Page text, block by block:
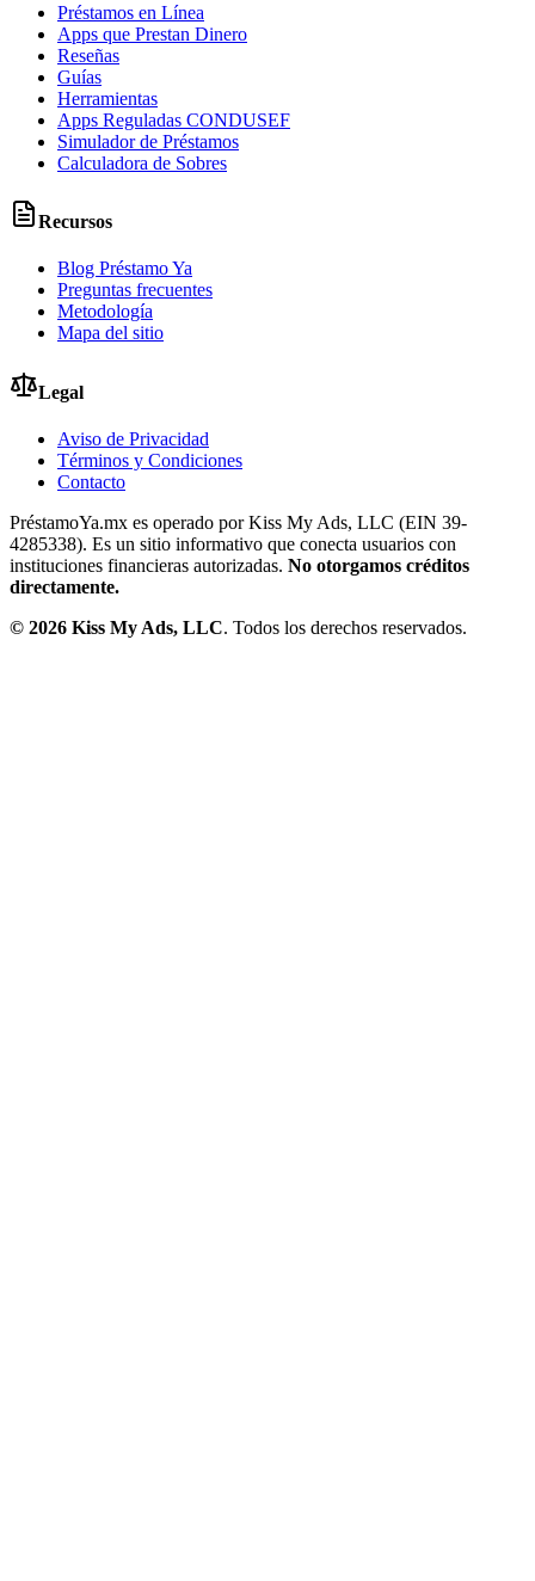
Préstamos en Línea
Apps que Prestan Dinero
Reseñas
Guías
Herramientas
Apps Reguladas CONDUSEF
Simulador de Préstamos
Calculadora de Sobres
Recursos
Blog Préstamo Ya
Preguntas frecuentes
Metodología
Mapa del sitio
Legal
Aviso de Privacidad
Términos y Condiciones
Contacto
PréstamoYa.mx es operado por Kiss My Ads, LLC (EIN 39-
4285338). Es un sitio informativo que conecta usuarios con
instituciones financieras autorizadas. No otorgamos créditos
directamente.
© 2026 Kiss My Ads, LLC. Todos los derechos reservados.